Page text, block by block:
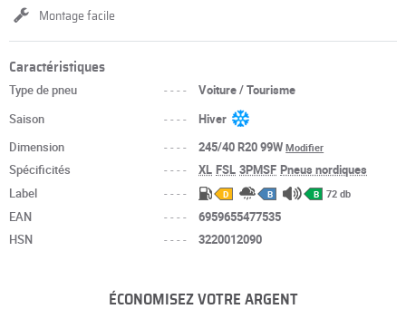
Montage facile
Caractéristiques
Type de pneu ----
Voiture / Tourisme
Saison
----
Hiver
Dimension
---- 245/40 R20 99WModifier
Spécificités ---- XL FSL 3PMSF Pneus nordiques
Label
---- D B B 72 db
EAN ----
6959655477535
HSN
---- 3220012090
ÉCONOMISEZ VOTRE ARGENT